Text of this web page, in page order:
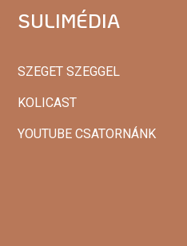
SULIMÉDIA
SZEGET SZEGGEL
KOLICAST
YOUTUBE CSATORNÁNK